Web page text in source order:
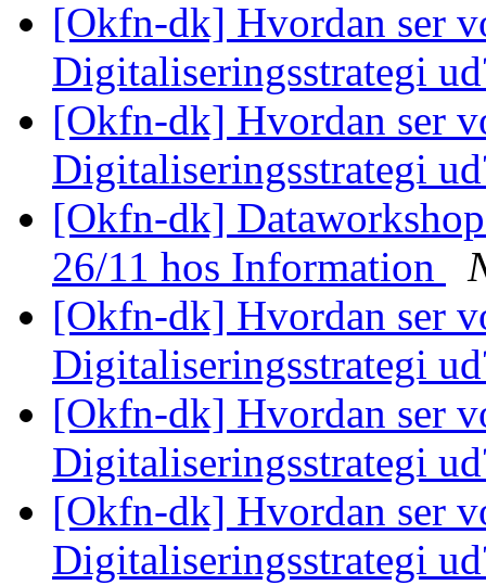
[Okfn-dk] Hvordan ser
Digitaliseringsstrategi
[Okfn-dk] Hvordan ser
Digitaliseringsstrategi
[Okfn-dk]
26/11 hos Information
[Okfn-dk] Hvordan ser
Digitaliseringsstrategi
[Okfn-dk] Hvordan ser
Digitaliseringsstrategi
[Okfn-dk] Hvordan ser
Digitaliseringsstrategi